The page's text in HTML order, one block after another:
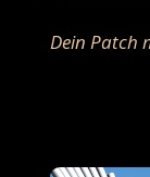
Dein Patch